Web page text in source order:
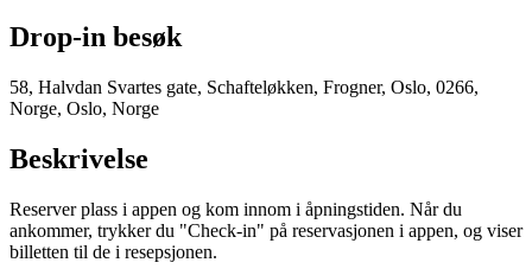
Drop-in besøk
58, Halvdan Svartes gate, Schafteløkken, Frogner, Oslo, 0266,
Norge, Oslo, Norge
Beskrivelse
Reserver plass i appen og kom innom i åpningstiden. Når du
ankommer, trykker du "Check-in" på reservasjonen i appen, og viser
billetten til de i resepsjonen.